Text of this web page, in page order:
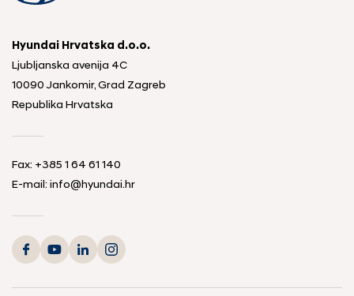
Hyundai Hrvatska d.o.o.
Ljubljanska avenija 4C
10090 Jankomir, Grad Zagreb
Republika Hrvatska
Fax: +385 1 64 61 140
E-mail: info@hyundai.hr